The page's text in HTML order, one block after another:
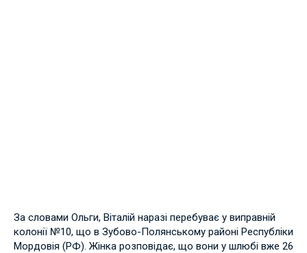
За словами Ольги, Віталій наразі перебуває у виправній
колонії №10, що в Зубово-Полянському районі Республіки
Мордовія (РФ). Жінка розповідає, що вони у шлюбі вже 26